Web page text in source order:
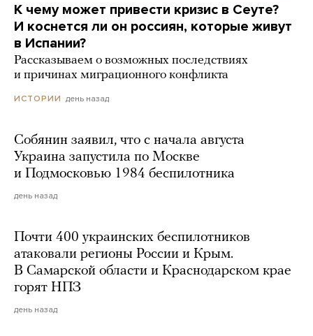
К чему может привести кризис в Сеуте?
И коснется ли он россиян, которые живут
в Испании?
Рассказываем о возможных последствиях
и причинах миграционного конфликта
ИСТОРИИ день назад
Собянин заявил, что с начала августа
Украина запустила по Москве
и Подмосковью 1984 беспилотника
день назад
Почти 400 украинских беспилотников
атаковали регионы России и Крым.
В Самарской области и Краснодарском крае
горят НПЗ
день назад